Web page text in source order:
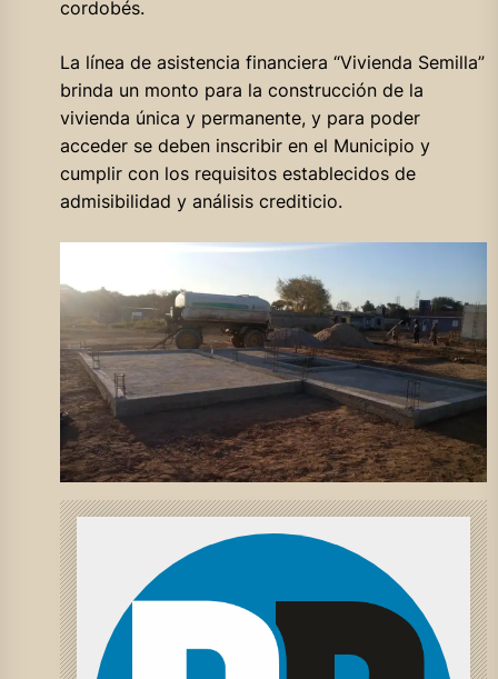
cordobés.
La línea de asistencia financiera “Vivienda Semilla”
brinda un monto para la construcción de la
vivienda única y permanente, y para poder
acceder se deben inscribir en el Municipio y
cumplir con los requisitos establecidos de
admisibilidad y análisis crediticio.